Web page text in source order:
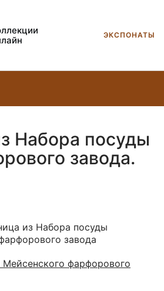
ЭКСПОНАТЫ
Набора посуды
завода.
из Набора посуды
завода
фарфорового